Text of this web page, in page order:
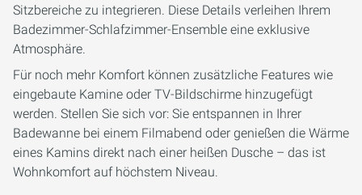
Sitzbereiche zu integrieren. Diese Details verleihen Ihrem
Badezimmer-Schlafzimmer-Ensemble eine exklusive
Atmosphäre.
Für noch mehr Komfort können zusätzliche Features wie
eingebaute Kamine oder TV-Bildschirme hinzugefügt
werden. Stellen Sie sich vor: Sie entspannen in Ihrer
Badewanne bei einem Filmabend oder genießen die Wärme
eines Kamins direkt nach einer heißen Dusche – das ist
Wohnkomfort auf höchstem Niveau.